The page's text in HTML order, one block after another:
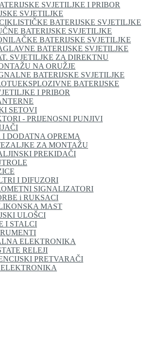
SVJETILJKE I PRIBOR
SVJETILJKE
BATERIJSKE SVJETILJKE
BATERIJSKE SVJETILJKE
BATERIJSKE SVJETILJKE
BATERIJSKE SVJETILJKE
SVJETILJKE ZA DIREKTNU
NA ORUŽJE
BATERIJSKE SVJETILJKE
BATERIJSKE
I PRIBOR
SETOVI
- PRIJENOSNI PUNJIVI
I DODATNA OPREMA
ZA MONTAŽU
PREKIDAČI
I DIFUZORI
SIGNALIZATORI
i RUKSACI
MAST
ULOŠCI
I STALCI
ELEKTRONIKA
RELEJI
PRETVARAČI